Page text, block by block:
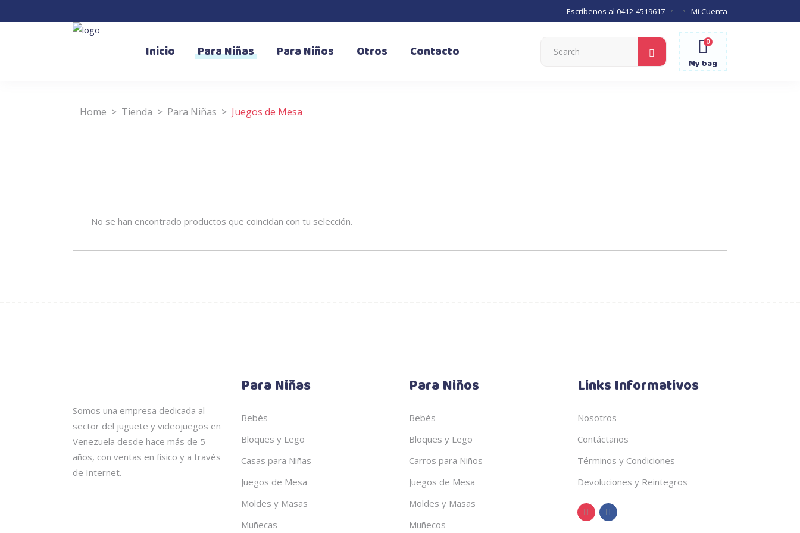
Escríbenos al 0412-4519617 Mi Cuenta
Inicio Para Niñas Para Niños Otros Contacto
Search
for:
My bag
0
Home > Tienda > Para Niñas > Juegos de Mesa
No se han encontrado productos que coincidan con tu selección.
Somos una empresa dedicada al
sector del juguete y videojuegos en
Venezuela desde hace más de 5
años, con ventas en físico y a través
de Internet.
Para Niñas
Bebés
Bloques y Lego
Casas para Niñas
Juegos de Mesa
Moldes y Masas
Muñecas
Para Niños
Bebés
Bloques y Lego
Carros para Niños
Juegos de Mesa
Moldes y Masas
Muñecos
Links Informativos
Nosotros
Contáctanos
Términos y Condiciones
Devoluciones y Reintegros